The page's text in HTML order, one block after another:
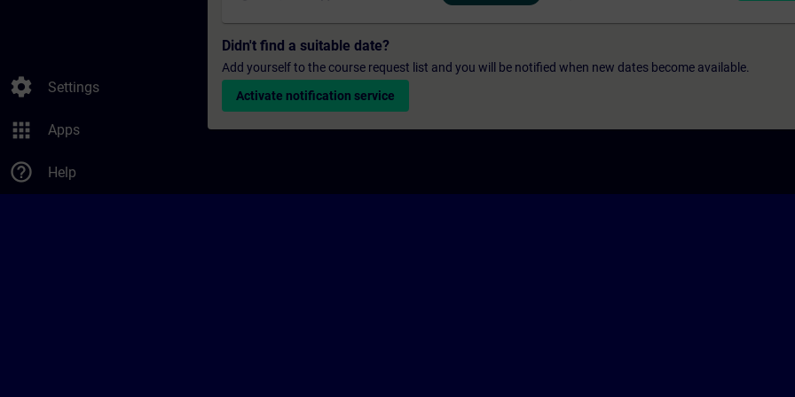
settings Settings
apps Apps
help_outline Help
Didn't find a suitable date?
Add yourself to the course request list and you will be notified when new dates become available.
Activate notification service